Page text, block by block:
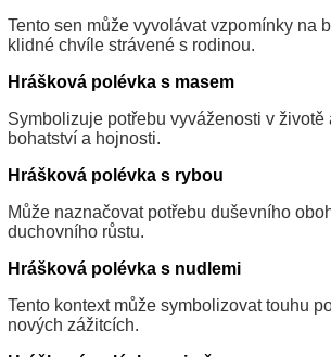
Tento sen může vyvolávat vzpomínky na
klidné chvíle strávené s rodinou.
Hrášková polévka s masem
Symbolizuje potřebu vyváženosti v životě
bohatství a hojnosti.
Hrášková polévka s rybou
Může naznačovat potřebu duševního
duchovního růstu.
Hrášková polévka s nudlemi
Tento kontext může symbolizovat touhu
nových zážitcích.